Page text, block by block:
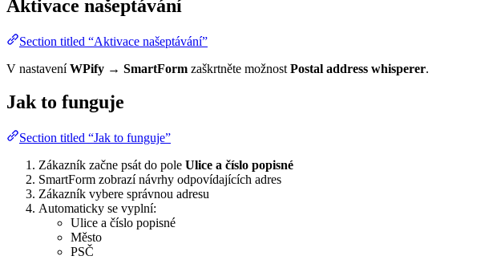
Aktivace našeptávání
Section titled “Aktivace našeptávání”
V nastaveníWPify → SmartForm zaškrtněte možnost Postal address whisperer.
Jak to funguje
Section titled “Jak to funguje”
Zákazník začne psát do pole Ulice a číslo popisné
SmartForm zobrazí návrhy odpovídajících adres
Zákazník vybere správnou adresu
Automaticky se vyplní:
Ulice a číslo popisné
Město
PSČ